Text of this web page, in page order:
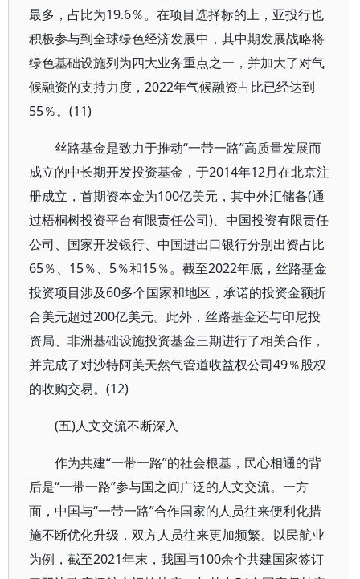
最多，占比为19.6％。在项目选择标的上，亚投行也
积极参与到全球绿色经济发展中，其中期发展战略将
绿色基础设施列为四大业务重点之一，并加大了对气
候融资的支持力度，2022年气候融资占比已经达到
55％。(11)
丝路基金是致力于推动“一带一路”高质量发展而
成立的中长期开发投资基金，于2014年12月在北京注
册成立，首期资本金为100亿美元，其中外汇储备(通
过梧桐树投资平台有限责任公司)、中国投资有限责任
公司、国家开发银行、中国进出口银行分别出资占比
65％、15％、5％和15％。截至2022年底，丝路基金
投资项目涉及60多个国家和地区，承诺的投资金额折
合美元超过200亿美元。此外，丝路基金还与印尼投
资局、非洲基础设施投资基金三期进行了相关合作，
并完成了对沙特阿美天然气管道收益权公司49％股权
的收购交易。(12)
(五)人文交流不断深入
作为共建“一带一路”的社会根基，民心相通的背
后是“一带一路”参与国之间广泛的人文交流。一方
面，中国与“一带一路”合作国家的人员往来便利化措
施不断优化升级，双方人员往来更加频繁。以民航业
为例，截至2021年末，我国与100余个共建国家签订